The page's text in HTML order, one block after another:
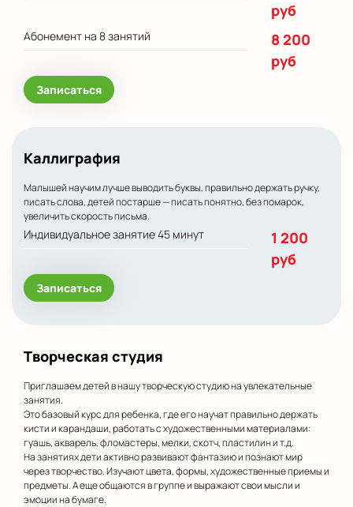
руб
Абонемент на 8 занятий
8 200
руб
Записаться
Каллиграфия
Малышей научим лучше выводить буквы, правильно держать ручку,
писать слова, детей постарше — писать понятно, без помарок,
увеличить скорость письма.
Индивидуальное занятие 45 минут
1 200
руб
Записаться
Творческая студия
Приглашаем детей в нашу творческую студию на увлекательные
занятия.
Это базовый курс для ребенка, где его научат правильно держать
кисти и карандаши, работать с художественными материалами:
гуашь, акварель, фломастеры, мелки, скотч, пластилин и т.д.
На занятиях дети активно развивают фантазию и познают мир
через творчество. Изучают цвета, формы, художественные приемы и
предметы. А еще общаются в группе и выражают свои мысли и
эмоции на бумаге.